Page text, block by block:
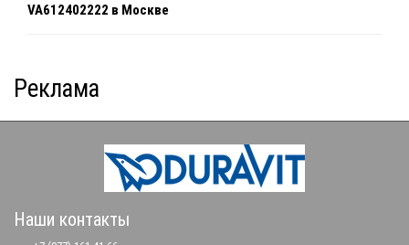
VA612402222 в Москве
Реклама
Наши контакты